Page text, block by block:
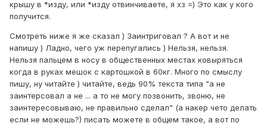
крышу в *изду, или *изду отвинчиваете, я хз =) Это как у кого
получится.
Смотреть ниже я же сказал ) Заинтриговал ? А вот и не
напишу ) Ладно, чего уж перепугались ) Нельзя, нельзя.
Нельзя пальцем в носу в общественных местах ковыряться
когда в руках мешок с картошкой в 60кг. Много по смыслу
пишу, ну читайте ) читайте, ведь 90% текста типа "а не
заинтерсовал а не ... а то не могу позвонить, звоню, не
заинтересовываю, не правильно сделал" (а накер чето делать
если не можешь?) писать можете в общем такое, а вот по